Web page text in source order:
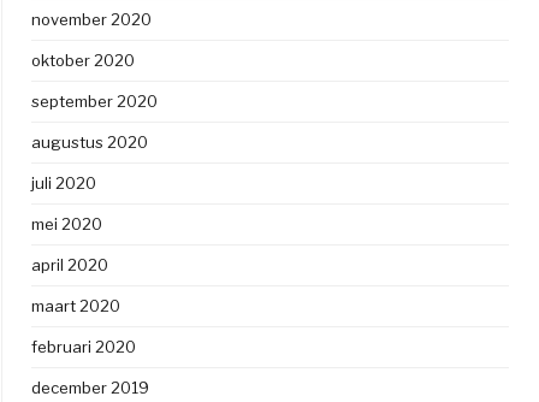
november 2020
oktober 2020
september 2020
augustus 2020
juli 2020
mei 2020
april 2020
maart 2020
februari 2020
december 2019